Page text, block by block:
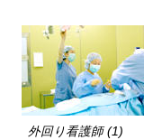
外回り看護師 (1)